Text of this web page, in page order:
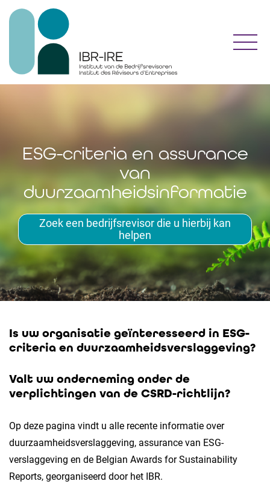
ESG-criteria en assurance
van
duurzaamheidsinformatie
Zoek een bedrijfsrevisor die u hierbij kan
helpen
Is uw organisatie geïnteresseerd in ESG-
criteria en duurzaamheidsverslaggeving?
Valt uw onderneming onder de
verplichtingen van de CSRD-richtlijn?
Op deze pagina vindt u alle recente informatie over
duurzaamheidsverslaggeving, assurance van ESG-
verslaggeving en de Belgian Awards for Sustainability
Reports, georganiseerd door het IBR.